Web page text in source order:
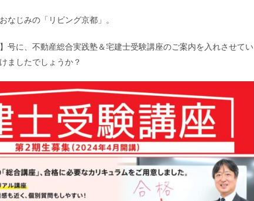
なじみの「リビング京都」。
号に、不動産総合実践塾＆宅建士受験講座のご案内を入れさせてい
ましたでしょうか？